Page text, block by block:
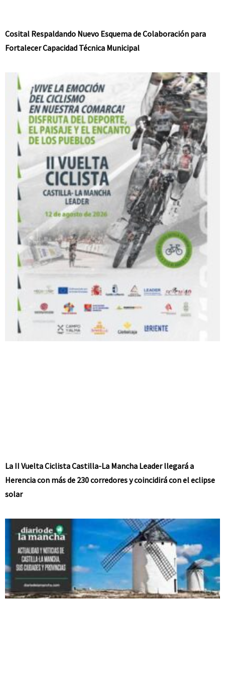
Cosital Respaldando Nuevo Esquema de Colaboración para
Fortalecer Capacidad Técnica Municipal
La II Vuelta Ciclista Castilla-La Mancha Leader llegará a
Herencia con más de 230 corredores y coincidirá con el eclipse
solar